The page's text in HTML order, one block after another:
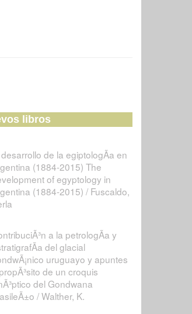
libros
desarrollo de la egiptologÃ­a en
(1884-2015) The
of egyptology in
(1884-2015) / Fuscaldo,
a la petrologÃ­a y
del glacial
uruguayo y apuntes
de un croquis
del Gondwana
/ Walther, K.